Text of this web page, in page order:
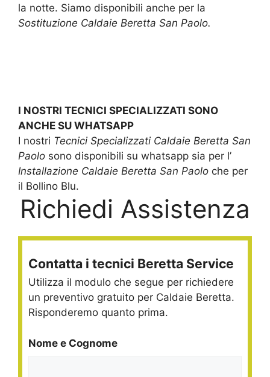
la notte. Siamo disponibili anche per la
Sostituzione Caldaie Beretta San Paolo.
I NOSTRI TECNICI SPECIALIZZATI SONO
ANCHE SU WHATSAPP
I nostri Tecnici Specializzati Caldaie Beretta San
Paolo sono disponibili su whatsapp sia per l’
Installazione Caldaie Beretta San Paolo che per
il Bollino Blu.
Richiedi Assistenza
Contatta i tecnici Beretta Service
Utilizza il modulo che segue per richiedere
un preventivo gratuito per Caldaie Beretta.
Risponderemo quanto prima.
Nome e Cognome